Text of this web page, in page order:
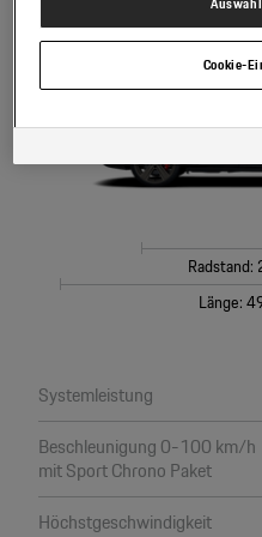
Länge:
Systemleistung
Beschleunigung 0-100 km/h
mit Sport Chrono Paket
Höchstgeschwindigkeit
GmbH und Co. OG. Nähere
Cookie-Richtlinie oder in den
Einstellungen am Ende der
Hinweis zu Cookies für
Daten, sofern Sie dem explizit
eines Porsche Betriebs, Porsche
Cookie-